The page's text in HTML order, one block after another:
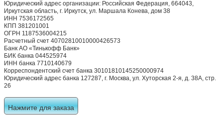
Юридический адрес организации: Российская Федерация, 664043,
Иркутская область, г. Иркутск, ул. Маршала Конева, дом 38
ИНН 7536172565
КПП 381201001
ОГРН 1187536004215
Расчетный счет 40702810010000426573
Банк АО «Тинькофф Банк»
БИК банка 044525974
ИНН банка 7710140679
Корреспондентский счет банка 30101810145250000974
Юридический адрес банка 127287, г. Москва, ул. Хуторская 2-я, д. 38А, стр.
26
Нажмите для заказа